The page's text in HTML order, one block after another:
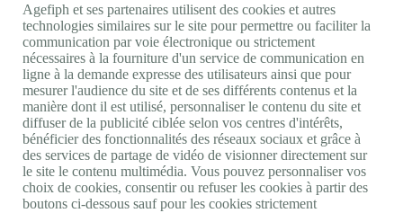
Nos autres sites
Site portail Agefiph
Activateur de progrès
Handinnov
Innovation et recherche
Université du RRH
Service AppuiPro
Nous suivre
Youtube
Agefiph et ses partenaires utilisent des cookies et autres
technologies similaires sur le site pour permettre ou faciliter la
communication par voie électronique ou strictement
nécessaires à la fourniture d'un service de communication en
ligne à la demande expresse des utilisateurs ainsi que pour
mesurer l'audience du site et de ses différents contenus et la
manière dont il est utilisé, personnaliser le contenu du site et
diffuser de la publicité ciblée selon vos centres d'intérêts,
bénéficier des fonctionnalités des réseaux sociaux et grâce à
des services de partage de vidéo de visionner directement sur
le site le contenu multimédia. Vous pouvez personnaliser vos
choix de cookies, consentir ou refuser les cookies à partir des
boutons ci-dessous sauf pour les cookies strictement